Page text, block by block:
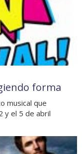
forma
musical que
y el 5 de abril